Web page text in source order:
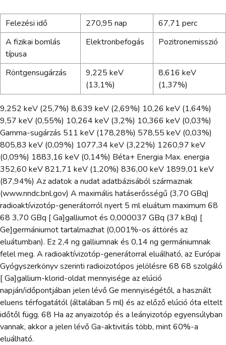
Felezési idő 270,95 nap
67,71 perc
A fizikai bomlás
típusa
Elektronbefogás Pozitronemisszió
Röntgensugárzás
9,225 keV
(13,1%)
8,616 keV
(1,37%)
9,252 keV (25,7%) 8,639 keV (2,69%) 10,26 keV (1,64%)
9,57 keV (0,55%) 10,264 keV (3,2%) 10,366 keV (0,03%)
Gamma-sugárzás 511 keV (178,28%) 578,55 keV (0,03%)
805,83 keV (0,09%) 1077,34 keV (3,22%) 1260,97 keV
(0,09%) 1883,16 keV (0,14%) Béta+ Energia Max. energia
352,60 keV 821,71 keV (1,20%) 836,00 keV 1899,01 keV
(87,94%) Az adatok a nudat adatbázisából származnak
(www.nndc.bnl.gov) A maximális hatáserősségű (3,70 GBq)
radioaktívizotóp-generátorról nyert 5 ml eluátum maximum 68
68 3,70 GBq [ Ga]galliumot és 0,000037 GBq (37 kBq) [
Ge]germániumot tartalmazhat (0,001%-os áttörés az
eluátumban). Ez 2,4 ng galliumnak és 0,14 ng germániumnak
felel meg. A radioaktívizotóp-generátorral eluálható, az Európai
Gyógyszerkönyv szerinti radioizotópos jelölésre 68 68 szolgáló
[ Ga]gallium-klorid-oldat mennyisége az elúció
napján/időpontjában jelen lévő Ge mennyiségétől, a használt
eluens térfogatától (általában 5 ml) és az előző elúció óta eltelt
időtől függ. 68 Ha az anyaizotóp és a leányizotóp egyensúlyban
vannak, akkor a jelen lévő Ga-aktivitás több, mint 60%-a
eluálható.